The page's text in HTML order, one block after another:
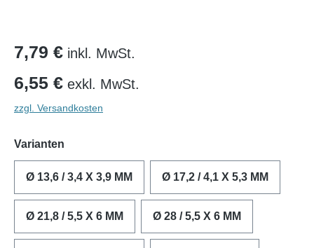
7,79 € inkl. MwSt.
6,55 € exkl. MwSt.
zzgl. Versandkosten
Varianten
Ø 13,6 / 3,4 X 3,9 MM Ø 17,2 / 4,1 X 5,3 MM
Ø 21,8 / 5,5 X 6 MM Ø 28 / 5,5 X 6 MM